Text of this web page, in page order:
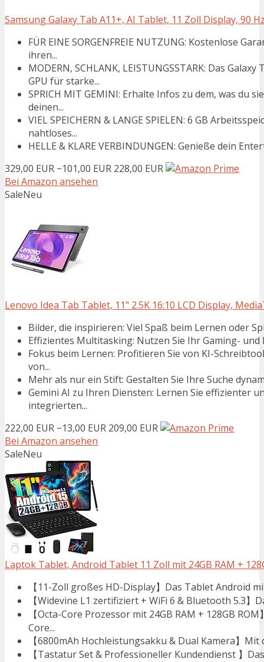
Samsung Galaxy Tab A11+, AI Tablet, 11 Zoll Display, 90
FÜR EINE SORGENFREIE NUTZUNG: Kostenlose
ihren...
MODERN, SCHLANK, LEISTUNGSSTARK: Das
GPU für starke...
SPRICH MIT GEMINI: Erhalte Infos zu dem, was du
deinen...
VIEL SPEICHERN & LANGE SPIELEN: 6 GB
nahtloses...
HELLE & KLARE VERBINDUNGEN: Genieße dein
329,00 EUR −101,00 EUR 228,00 EUR
Bei Amazon ansehen
SaleNeu
Lenovo Idea Tab Tablet, 11" 2.5K 16:10 LCD Display,
Bilder, die inspirieren: Viel Spaß beim Lernen oder
Effizientes Multitasking: Nutzen Sie Ihr Gaming-
Fokus beim Lernen: Profitieren Sie von KI-
von...
Mehr als nur ein Stift: Gestalten Sie Ihre Suche
Gemini AI zu Ihren Diensten: Lernen Sie effizienter
integrierten...
222,00 EUR −13,00 EUR 209,00 EUR
Bei Amazon ansehen
SaleNeu
Laptok Tablet, Android Tablet 11 Zoll mit 24GB RAM +
【11-Zoll großes HD-Display】Das Tablet Android
【Widevine L1 zertifiziert + WiFi 6 & Bluetooth 5.3
【Octa-Core Prozessor mit 24GB RAM + 128GB
Core...
【6800mAh Hochleistungsakku & Dual Kamera】
【Tastatur Set & Professioneller Kundendienst 】